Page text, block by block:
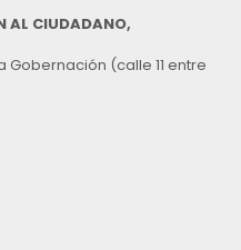
AL CIUDADANO,
(calle 11 entre